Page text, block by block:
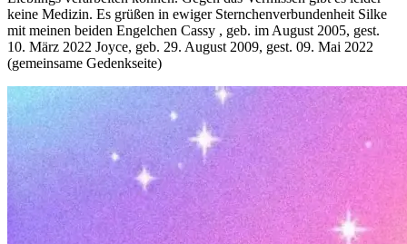
keine Medizin. Es grüßen in ewiger Sternchenverbundenheit Silke
mit meinen beiden Engelchen Cassy , geb. im August 2005, gest.
10. März 2022 Joyce, geb. 29. August 2009, gest. 09. Mai 2022
(gemeinsame Gedenkseite)